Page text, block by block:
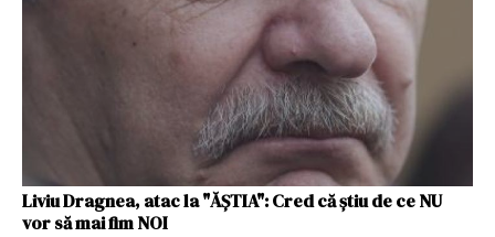
Liviu Dragnea, atac la "ĂȘTIA": Cred că ştiu de ce NU
vor să mai fim NOI